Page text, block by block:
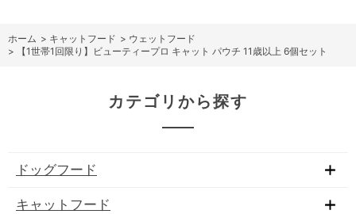
ホーム > キャットフード > ウェットフード
>
【1世帯1回限り】ビューティープロ キャット パウチ 11歳以上 6個セット
カテゴリから探す
ドッグフード
キャットフード